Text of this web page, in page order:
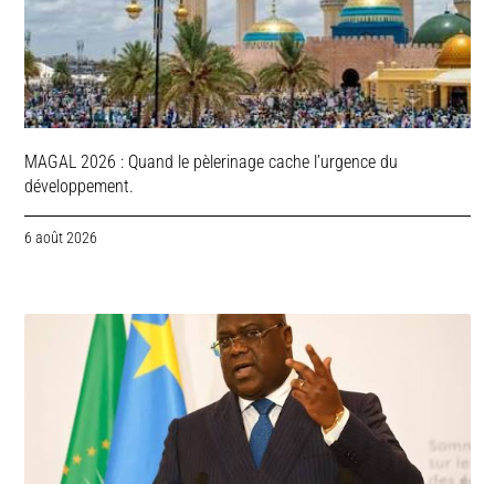
MAGAL 2026 : Quand le pèlerinage cache l’urgence du
développement.
6 août 2026